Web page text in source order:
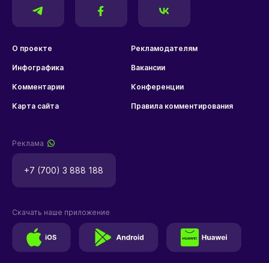
О проекте Рекламодателям
Инфографика Вакансии
Комментарии Конференции
Карта сайта Правила комментирования
Реклама
+7 (700) 3 888 188
Скачать наше приложение